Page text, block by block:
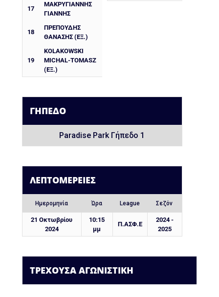
17
ΜΑΚΡΥΓΙΑΝΝΗΣ
ΓΙΑΝΝΗΣ
18
ΠΡΕΠΟΥΔΗΣ
ΘΑΝΑΣΗΣ (ΕΞ.)
19
KOLAKOWSKI
MICHAL-TOMASZ
(ΕΞ.)
ΓΉΠΕΔΟ
Paradise Park Γήπεδο 1
ΛΕΠΤΟΜΈΡΕΙΕΣ
Ημερομηνία Ώρα League Σεζόν
21 Οκτωβρίου
2024
10:15
μμ
Π.ΑΣΦ.Ε
2024 -
2025
ΤΡΕΧΟΥΣΑ ΑΓΩΝΙΣΤΙΚΗ